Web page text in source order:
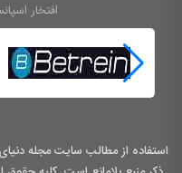
افتخار
استفاده از مطالب سایت مجله